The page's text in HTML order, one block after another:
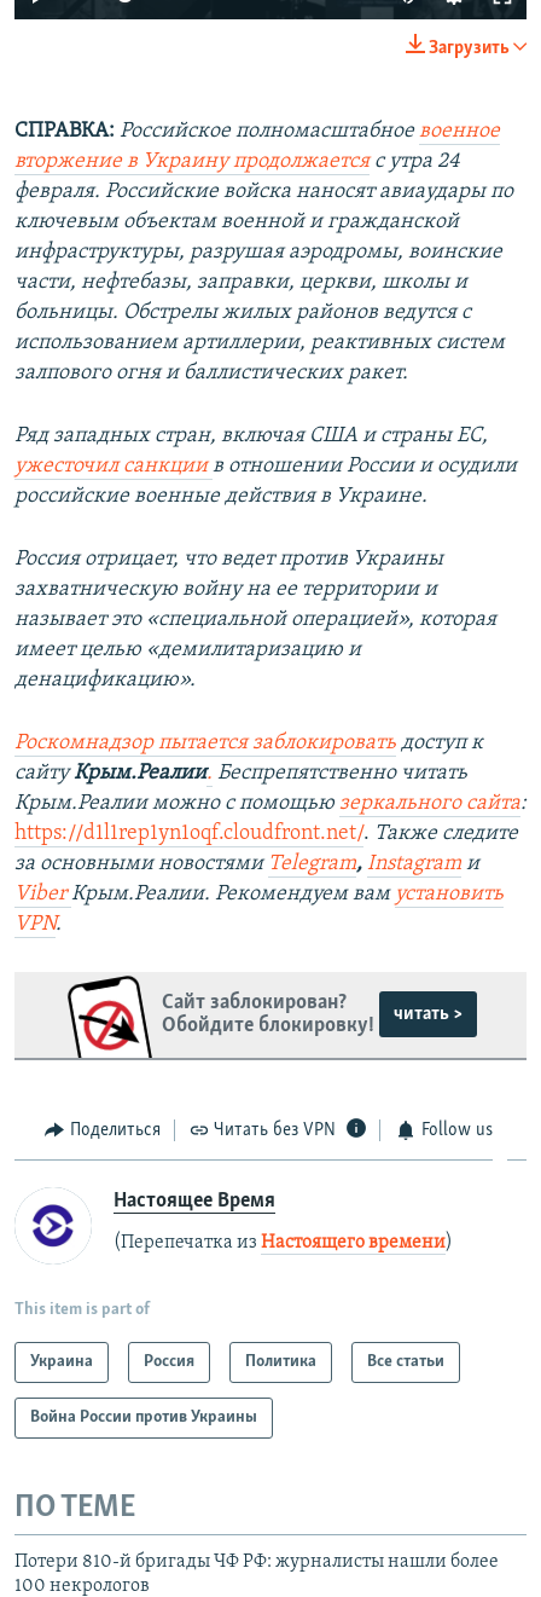
720p 1080p
240p
720p
1080p
Загрузить
СПРАВКА: Российское полномасштабноевоенное
вторжение в Украину продолжаетсяс утра 24
февраля. Российские войска наносят авиаудары по
ключевым объектам военной и гражданской
инфраструктуры, разрушая аэродромы, воинские
части, нефтебазы, заправки, церкви, школы и
больницы. Обстрелы жилых районов ведутся с
использованием артиллерии, реактивных систем
залпового огня и баллистических ракет.
Ряд западных стран, включая США и страны ЕС,
ужесточил санкциив отношении России и осудили
российские военные действия в Украине.
Россия отрицает, что ведет против Украины
захватническую войну на ее территории и
называет это «специальной операцией», которая
имеет целью «демилитаризацию и
денацификацию».
Роскомнадзор пытается заблокировать доступ к
сайтуКрым.Реалии. Беспрепятственно читать
Крым.Реалии можно с помощью зеркального сайта:
https://d1l1rep1yn1oqf.cloudfront.net/. Также следите
за основными новостями Telegram, Instagram и
ViberКрым.Реалии. Рекомендуем вам установить
VPN.
Сайт заблокирован?
Обойдите блокировку!
читать >
Поделиться Читать без VPN Follow us
Настоящее Время
(Перепечатка из Настоящего времени)
This item is part of
Украина Россия Политика Все статьи
Война России против Украины
ПО ТЕМЕ
Потери 810-й бригады ЧФ РФ: журналисты нашли более
100 некрологов